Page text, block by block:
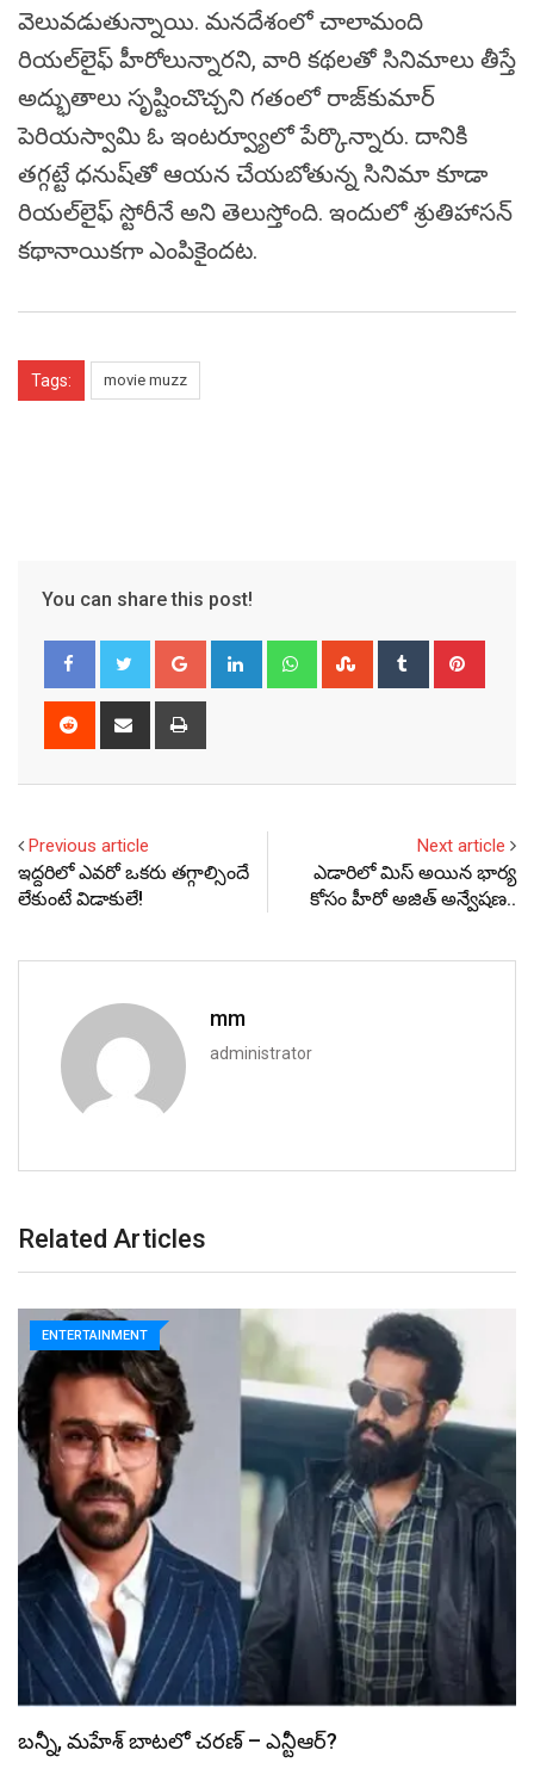
వెలువడుతున్నాయి. మనదేశంలో చాలామంది
రియల్‌లైఫ్‌ హీరోలున్నారని, వారి కథలతో సినిమాలు తీస్తే
అద్భుతాలు సృష్టించొచ్చని గతంలో రాజ్‌కుమార్‌
పెరియస్వామి ఓ ఇంటర్వ్యూలో పేర్కొన్నారు. దానికి
తగ్గట్టే ధనుష్‌తో ఆయన చేయబోతున్న సినిమా కూడా
రియల్‌లైఫ్‌ స్టోరీనే అని తెలుస్తోంది. ఇందులో శ్రుతిహాసన్‌
కథానాయికగా ఎంపికైందట.
Tags: movie muzz
You can share this post!
Google+ LinkedIn WhatsappStumbleUpon
Tumblr
Reddit
Share
Previous article
ఇద్దరిలో ఎవరో ఒకరు తగ్గాల్సిందే
లేకుంటే విడాకులే!
Next article
ఎడారిలో మిస్ అయిన భార్య
కోసం హీరో అజిత్ అన్వేషణ..
mm
administrator
Related Articles
ENTERTAINMENT
స్పైడర్ మ్యాన్ బాక్సాఫీస్ రికార్డు బద్దలు